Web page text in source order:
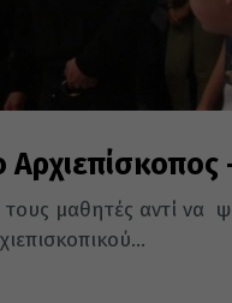
τους μαθητές αντί να